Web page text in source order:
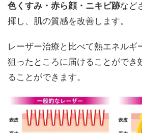
色くすみ・赤ら顔・ニキビ跡など
揮し、肌の質感を改善します。
レーザー治療と比べて熱エネルギ
狙ったところに届けることができ
ることができます。